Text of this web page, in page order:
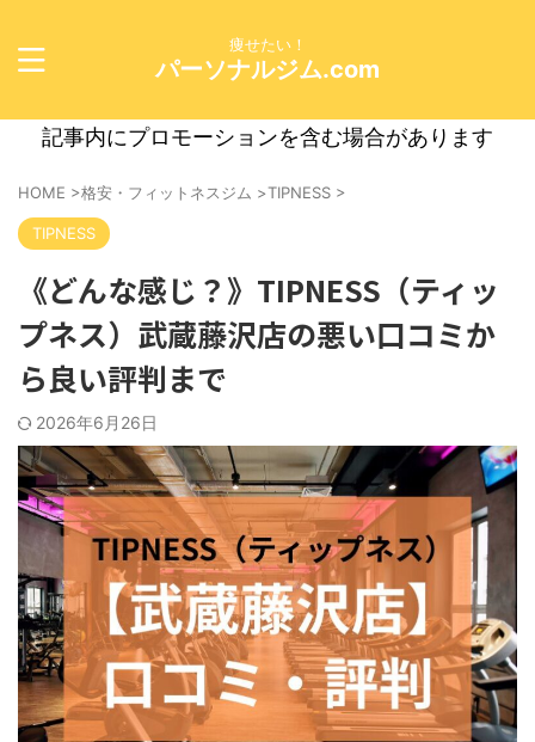
痩せたい！
パーソナルジム.com
記事内にプロモーションを含む場合があります
HOME >格安・フィットネスジム >TIPNESS >
TIPNESS
《どんな感じ？》TIPNESS（ティッ
プネス）武蔵藤沢店の悪い口コミか
ら良い評判まで
2026年6月26日